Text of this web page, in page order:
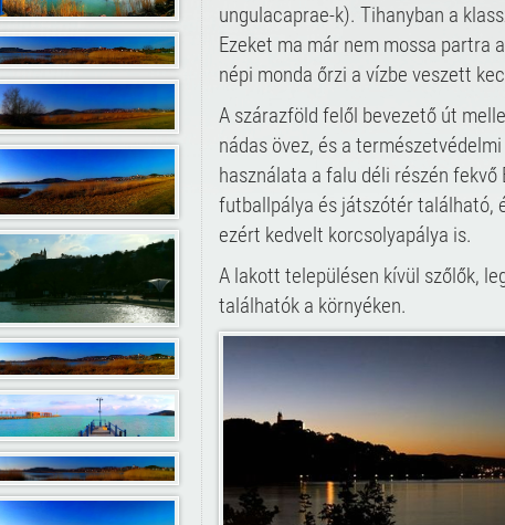
ungulacaprae-k). Tihanyban a
Ezeket ma már nem mossa partra
népi monda őrzi a vízbe veszett
A szárazföld felől bevezető út
nádas övez, és a
használata a falu déli részén
futballpálya és játszótér található,
ezért kedvelt korcsolyapálya is.
A lakott településen kívül szőlők,
találhatók a környéken.